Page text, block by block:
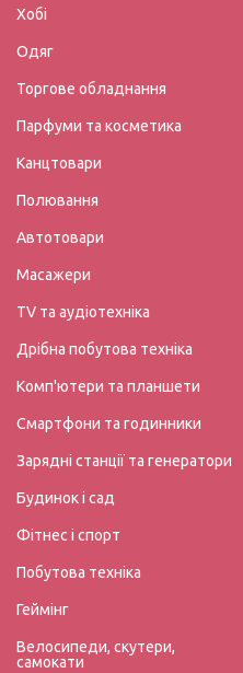
Хобі
Одяг
Торгове обладнання
Парфуми та косметика
Канцтовари
Полювання
Автотовари
Масажери
TV та аудіотехніка
Дрібна побутова техніка
Комп'ютери та планшети
Смартфони та годинники
Зарядні станції та генератори
Будинок і сад
Фітнес і спорт
Побутова техніка
Геймінг
Велосипеди, скутери,
самокати